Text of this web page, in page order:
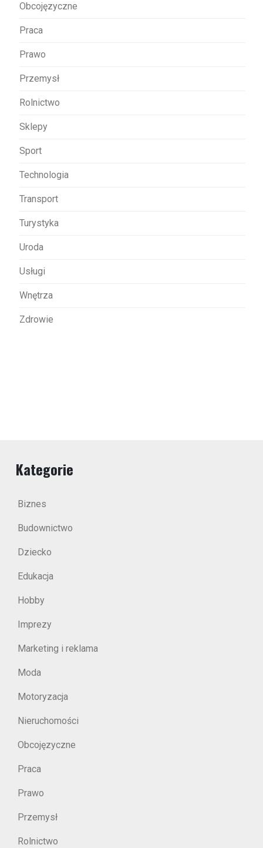
Obcojęzyczne
Praca
Prawo
Przemysł
Rolnictwo
Sklepy
Sport
Technologia
Transport
Turystyka
Uroda
Usługi
Wnętrza
Zdrowie
Kategorie
Biznes
Budownictwo
Dziecko
Edukacja
Hobby
Imprezy
Marketing i reklama
Moda
Motoryzacja
Nieruchomości
Obcojęzyczne
Praca
Prawo
Przemysł
Rolnictwo